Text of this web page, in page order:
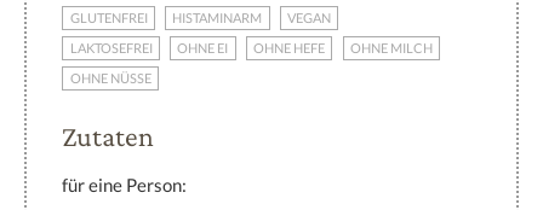
GLUTENFREI HISTAMINARM VEGAN
LAKTOSEFREI OHNE EI OHNE HEFE OHNE MILCH
OHNE NÜSSE
Zutaten
für eine Person: